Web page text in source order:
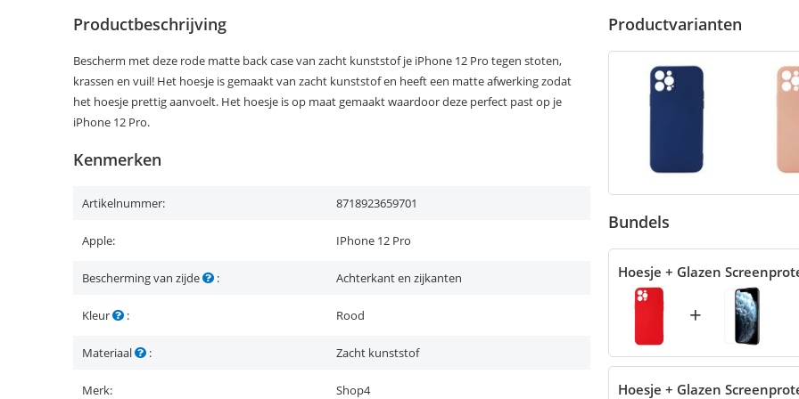
Productbeschrijving
Bescherm met deze rode matte back case van zacht kunststof je iPhone 12 Pro tegen stoten,
krassen en vuil! Het hoesje is gemaakt van zacht kunststof en heeft een matte afwerking zodat
het hoesje prettig aanvoelt. Het hoesje is op maat gemaakt waardoor deze perfect past op je
iPhone 12 Pro.
Kenmerken
Artikelnummer: 8718923659701
Apple: IPhone 12 Pro
Bescherming van zijde : Achterkant en zijkanten
Kleur : Rood
Materiaal : Zacht kunststof
Merk: Shop4
Productvarianten
Bundels
Hoesje + Glazen
+
Hoesje + Glazen